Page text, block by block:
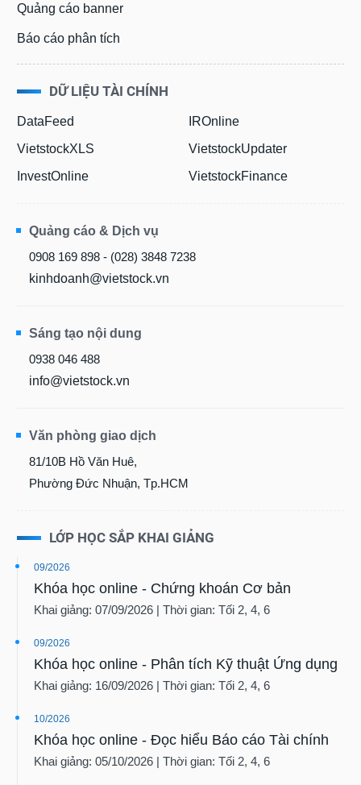
Quảng cáo banner
Báo cáo phân tích
DỮ LIỆU TÀI CHÍNH
DataFeed
VietstockXLS
InvestOnline
IROnline
VietstockUpdater
VietstockFinance
Quảng cáo & Dịch vụ
0908 169 898 - (028) 3848 7238
kinhdoanh@vietstock.vn
Sáng tạo nội dung
0938 046 488
info@vietstock.vn
Văn phòng giao dịch
81/10B Hồ Văn Huê,
Phường Đức Nhuận, Tp.HCM
LỚP HỌC SẮP KHAI GIẢNG
09/2026
Khóa học online - Chứng khoán Cơ bản
Khai giảng: 07/09/2026 | Thời gian: Tối 2, 4, 6
09/2026
Khóa học online - Phân tích Kỹ thuật Ứng dụng
Khai giảng: 16/09/2026 | Thời gian: Tối 2, 4, 6
10/2026
Khóa học online - Đọc hiểu Báo cáo Tài chính
Khai giảng: 05/10/2026 | Thời gian: Tối 2, 4, 6